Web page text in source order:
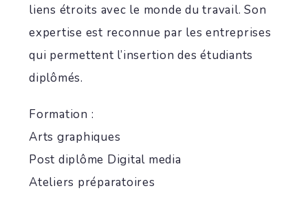
liens étroits avec le monde du travail. Son
expertise est reconnue par les entreprises
qui permettent l’insertion des étudiants
diplômés.
Formation :
Arts graphiques
Post diplôme Digital media
Ateliers préparatoires